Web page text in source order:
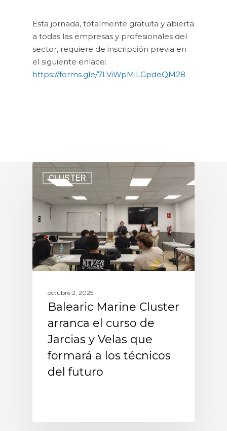
Esta jornada, totalmente gratuita y abierta
a todas las empresas y profesionales del
sector, requiere de inscripción previa en
el siguiente enlace:
https://forms.gle/7LViWpMiLGpdeQM28
CLUSTER
octubre 2, 2025
Balearic Marine Cluster
arranca el curso de
Jarcias y Velas que
formará a los técnicos
del futuro